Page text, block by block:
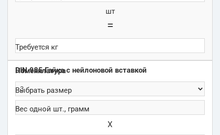
шт
=
DIN 985 Гайка с нейлоновой вставкой
Х